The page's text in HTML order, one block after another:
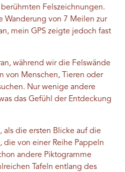
Felszeichnungen.
Wanderung von 7 Meilen zur
mein GPS zeigte jedoch fast
während wir die Felswände
von Menschen, Tieren oder
Nur wenige andere
das Gefühl der Entdeckung
als die ersten Blicke auf die
die von einer Reihe Pappeln
andere Piktogramme
Tafeln entlang des